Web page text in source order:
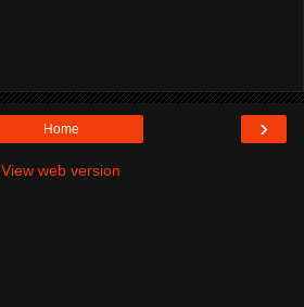
›
Home
View web version